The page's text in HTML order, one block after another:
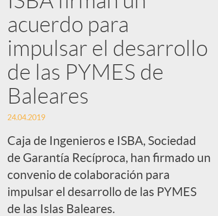
d
e
s
o
c
acuerdo para
impulsar el desarrollo
de las PYMES de
Baleares
24.04.2019
Caja de Ingenieros e ISBA, Sociedad
de Garantía Recíproca, han firmado un
convenio de colaboración para
impulsar el desarrollo de las PYMES
de las Islas Baleares.